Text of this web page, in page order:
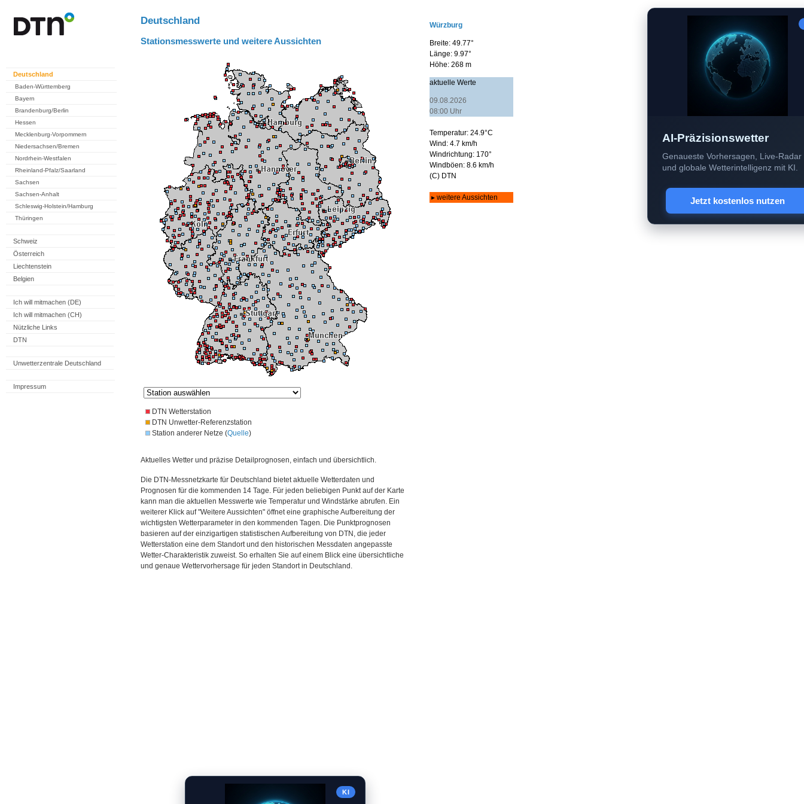
Deutschland
Baden-Württemberg
Bayern
Brandenburg/Berlin
Hessen
Mecklenburg-Vorpommern
Niedersachsen/Bremen
Nordrhein-Westfalen
Rheinland-Pfalz/Saarland
Sachsen
Sachsen-Anhalt
Schleswig-Holstein/Hamburg
Thüringen
Schweiz
Österreich
Liechtenstein
Belgien
Ich will mitmachen (DE)
Ich will mitmachen (CH)
Nützliche Links
DTN
Unwetterzentrale Deutschland
Impressum
Deutschland
Stationsmesswerte und weitere Aussichten
DTN Wetterstation
DTN Unwetter-Referenzstation
Station anderer Netze (Quelle)
Aktuelles Wetter und präzise Detailprognosen, einfach und übersichtlich.
Die DTN-Messnetzkarte für Deutschland bietet aktuelle Wetterdaten und
Prognosen für die kommenden 14 Tage. Für jeden beliebigen Punkt auf der Karte
kann man die aktuellen Messwerte wie Temperatur und Windstärke abrufen. Ein
weiterer Klick auf "Weitere Aussichten" öffnet eine graphische Aufbereitung der
wichtigsten Wetterparameter in den kommenden Tagen. Die Punktprognosen
basieren auf der einzigartigen statistischen Aufbereitung von DTN, die jeder
Wetterstation eine dem Standort und den historischen Messdaten angepasste
Wetter-Charakteristik zuweist. So erhalten Sie auf einem Blick eine übersichtliche
und genaue Wettervorhersage für jeden Standort in Deutschland.
KI
AI-Präzisionswetter
Genaueste Vorhersagen, Live-Radar
und globale Wetterintelligenz mit KI.
Jetzt kostenlos nutzen